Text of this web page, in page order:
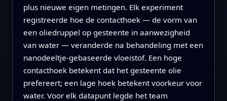
plus nieuwe eigen metingen. Elk experiment
registreerde hoe de contacthoek — de vorm van
een oliedruppel op gesteente in aanwezigheid
van water — veranderde na behandeling met een
nanodeeltje-gebaseerde vloeistof. Een hoge
contacthoek betekent dat het gesteente olie
prefereert; een lage hoek betekent voorkeur voor
water. Voor elk datapunt legde het team